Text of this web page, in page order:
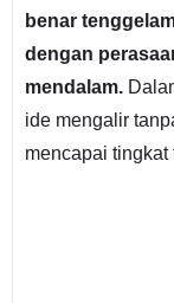
benar
dengan
mendalam.
ide mengalir
mencapai tingkat